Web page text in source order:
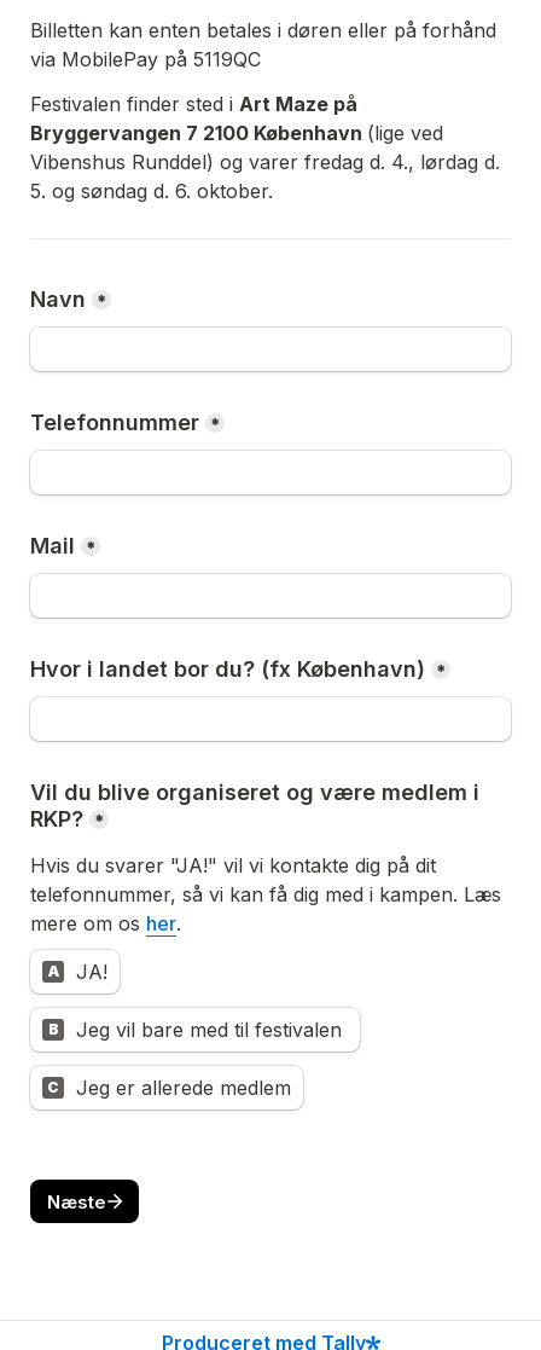
Billetten kan enten betales i døren eller på forhånd
via MobilePay på 5119QC
Festivalen finder sted i Art Maze på
Bryggervangen 7 2100 København (lige ved
Vibenshus Runddel) og varer fredag d. 4., lørdag d.
5. og søndag d. 6. oktober.
Navn *
Telefonnummer *
Mail *
Hvor i landet bor du? (fx København) *
Vil du blive organiseret og være medlem i
RKP? *
Hvis du svarer "JA!" vil vi kontakte dig på dit
telefonnummer, så vi kan få dig med i kampen. Læs
mere om os her.
A JA!
B
C Jeg er allerede medlem
Næste
Produceret med Tally